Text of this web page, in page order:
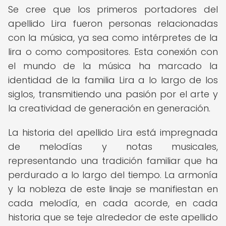
Se cree que los primeros portadores del
apellido Lira fueron personas relacionadas
con la música, ya sea como intérpretes de la
lira o como compositores. Esta conexión con
el mundo de la música ha marcado la
identidad de la familia Lira a lo largo de los
siglos, transmitiendo una pasión por el arte y
la creatividad de generación en generación.
La historia del apellido Lira está impregnada
de melodías y notas musicales,
representando una tradición familiar que ha
perdurado a lo largo del tiempo. La armonía
y la nobleza de este linaje se manifiestan en
cada melodía, en cada acorde, en cada
historia que se teje alrededor de este apellido